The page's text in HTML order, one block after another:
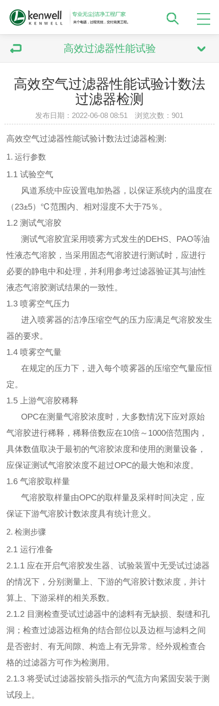
高效过滤器性能试验
高效空气过滤器性能试验计数法
过滤器检测
发布日期：2022-06-08 08:51 浏览次数： 901
高效空气过滤器性能试验计数法过滤器检测:
1. 运行参数
1.1 试验空气
风道系统中应设置电加热器，以保证系统内的温度在
（23±5）℃范围内、相对湿度不大于75％。
1.2 测试气溶胶
测试气溶胶宜采用喷雾方式发生的DEHS、PAO等油
性液态气溶胶，当采用固态气溶胶进行测试时，应进行
必要的静电中和处理，并利用参考过滤器验证其与油性
液态气溶胶测试结果的一致性。
1.3 喷雾空气压力
进入喷雾器的洁净压缩空气的压力应满足气溶胶发生
器的要求。
1.4 喷雾空气量
在规定的压力下，进入每个喷雾器的压缩空气量应恒
定。
1.5 上游气溶胶稀释
OPC在测量气溶胶浓度时，大多数情况下应对原始
气溶胶进行稀释，稀释倍数应在10倍～1000倍范围内，
具体数值取决于最初的气溶胶浓度和使用的测量设备，
应保证测试气溶胶浓度不超过OPC的最大饱和浓度。
1.6 气溶胶取样量
气溶胶取样量由OPC的取样量及采样时间决定，应
保证下游气溶胶计数浓度具有统计意义。
2. 检测步骤
2.1 运行准备
2.1.1 应在开启气溶胶发生器、试验装置中无受试过滤器
的情况下，分别测量上、下游的气溶胶计数浓度，并计
算上、下游采样的相关系数。
2.1.2 目测检查受试过滤器中的滤料有无缺损、裂缝和孔
洞；检查过滤器边框角的结合部位以及边框与滤料之间
是否密封、有无间隙、构造上有无异常。经外观检查合
格的过滤器方可作为检测用。
2.1.3 将受试过滤器按箭头指示的气流方向紧固安装于测
试段上。